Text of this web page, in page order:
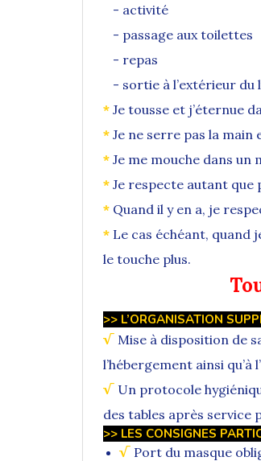
- activité
- passage aux toilettes
- repas
- sortie à l’extérieur du
* Je tousse et j’éternue
* Je ne serre pas la main
* Je me mouche dans un
* Je respecte autant que
* Quand il y en a, je
* Le cas échéant, quand
le touche plus.
>> L’ORGANISATION
√ Mise à disposition de
l’hébergement ainsi qu’à
√ Un protocole
des tables après service
>> LES CONSIGNES
√ Port du masque